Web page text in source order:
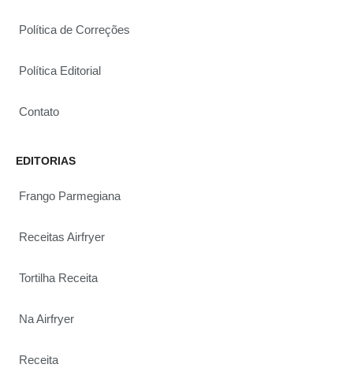
Política de Correções
Política Editorial
Contato
EDITORIAS
Frango Parmegiana
Receitas Airfryer
Tortilha Receita
Na Airfryer
Receita